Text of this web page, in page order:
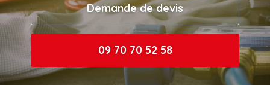
Demande de devis
09 70 70 52 58